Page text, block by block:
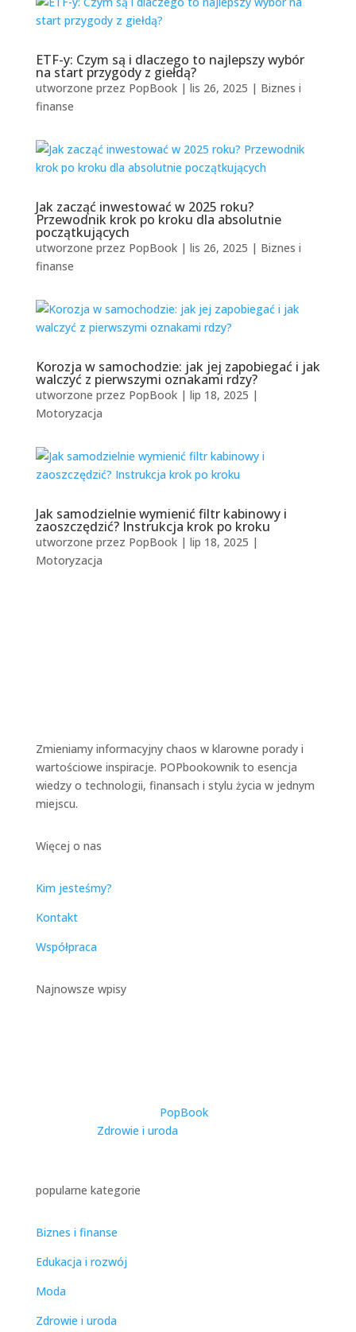
ETF-y: Czym są i dlaczego to najlepszy wybór
na start przygody z giełdą?
utworzone przez PopBook| lis 26, 2025 | Biznes i
finanse
Jak zacząć inwestować w 2025 roku?
Przewodnik krok po kroku dla absolutnie
początkujących
utworzone przez PopBook| lis 26, 2025 | Biznes i
finanse
Korozja w samochodzie: jak jej zapobiegać i jak
walczyć z pierwszymi oznakami rdzy?
utworzone przez PopBook| lip 18, 2025 |
Motoryzacja
Jak samodzielnie wymienić filtr kabinowy i
zaoszczędzić? Instrukcja krok po kroku
utworzone przez PopBook| lip 18, 2025 |
Motoryzacja
Zmieniamy informacyjny chaos w klarowne porady i
wartościowe inspiracje. POPbookownik to esencja
wiedzy o technologii, finansach i stylu życia w jednym
miejscu.
Więcej o nas
Kim jesteśmy?
Kontakt
Współpraca
Najnowsze wpisy
PopBook|
Zdrowie i uroda
popularne kategorie
Biznes i finanse
Edukacja i rozwój
Moda
Zdrowie i uroda